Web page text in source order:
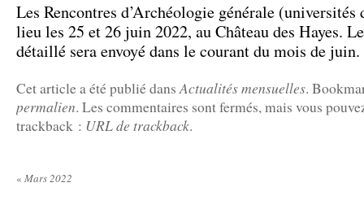
Les Rencontres d’Archéologie générale (universités
lieu les 25 et 26 juin 2022, au Château des Hayes.
détaillé sera envoyé dans le courant du mois de juin.
Cet article a été publié dansActualités mensuelles.
permalien. Les commentaires sont fermés, mais vous
trackback : URL de trackback.
« Mars 2022